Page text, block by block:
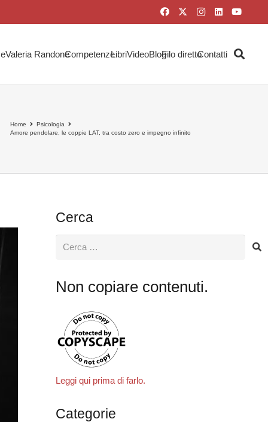
Valeria RandoneCompetenzeLibriVideoBlogFilo direttoContatti
Home
Psicologia
Amore pendolare, le coppie LAT, tra costo zero e impegno infinito
Cerca
Non copiare contenuti.
Leggi qui prima di farlo.
Categorie